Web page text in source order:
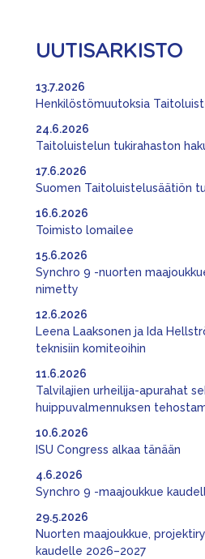
UUTISARKISTO
Henkilöstömuutoksia
13.7.2026
Taitoluistelun tukirahaston
24.6.2026
Suomen Taitoluistelusäätiön
17.6.2026
Toimisto lomailee
16.6.2026
Synchro 9 -nuorten
nimetty
15.6.2026
Leena Laaksonen ja Ida
teknisiin komiteoihin
12.6.2026
Talvilajien urheilija-apurahat
huippuvalmennuksen
11.6.2026
ISU Congress alkaa tänään
10.6.2026
Synchro 9 -maajoukkue
4.6.2026
Nuorten maajoukkue,
kaudelle 2026–2027
29.5.2026